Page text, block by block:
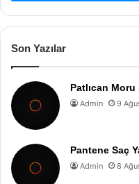
Son Yazılar
Patlıcan Moru
Admin 9
Pantene Saç
Admin 8